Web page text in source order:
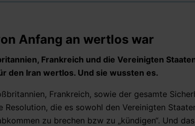
Anfang an wertlos war
Frankreich und die Vereinigten
den Iran wertlos. Und sie wussten es.
Frankreich, sowie der gesamte
die es sowohl den Vereinigten
zu brechen bzw zu „kündigen“. Und